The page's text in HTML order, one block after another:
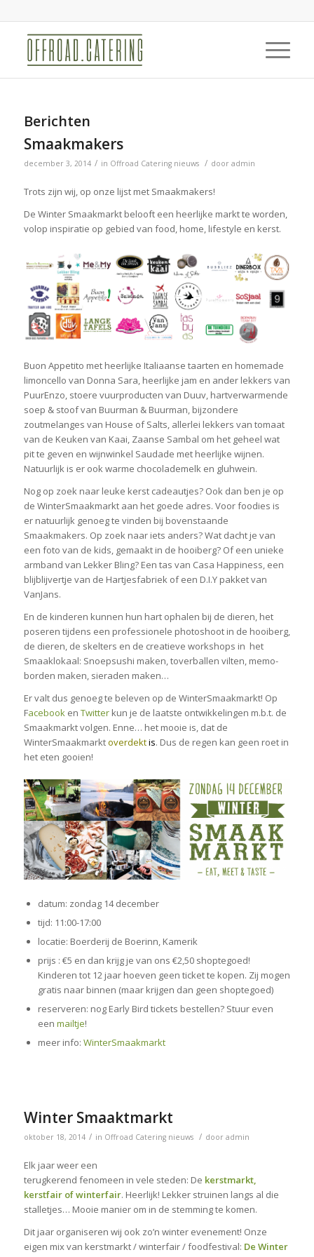
Berichten
Smaakmakers
december 3, 2014 / in Offroad Catering nieuws / door admin
Trots zijn wij, op onze lijst met Smaakmakers!
De Winter Smaakmarkt belooft een heerlijke markt te worden,
volop inspiratie op gebied van food, home, lifestyle en kerst.
Buon Appetito met heerlijke Italiaanse taarten en homemade
limoncello van Donna Sara, heerlijke jam en ander lekkers van
PuurEnzo, stoere vuurproducten van Duuv, hartverwarmende
soep & stoof van Buurman & Buurman, bijzondere
zoutmelanges van House of Salts, allerlei lekkers van tomaat
van de Keuken van Kaai, Zaanse Sambal om het geheel wat
pit te geven en wijnwinkel Saudade met heerlijke wijnen.
Natuurlijk is er ook warme chocolademelk en gluhwein.
Nog op zoek naar leuke kerst cadeautjes? Ook dan ben je op
de WinterSmaakmarkt aan het goede adres. Voor foodies is
er natuurlijk genoeg te vinden bij bovenstaande
Smaakmakers. Op zoek naar iets anders? Wat dacht je van
een foto van de kids, gemaakt in de hooiberg? Of een unieke
armband van Lekker Bling? Een tas van Casa Happiness, een
blijblijvertje van de Hartjesfabriek of een D.I.Y pakket van
VanJans.
En de kinderen kunnen hun hart ophalen bij de dieren, het
poseren tijdens een professionele photoshoot in de hooiberg,
de dieren, de skelters en de creatieve workshops in het
Smaaklokaal: Snoepsushi maken, toverballen vilten, memo-
borden maken, sieraden maken…
Er valt dus genoeg te beleven op de WinterSmaakmarkt! Op
Facebooken Twitterkun je de laatste ontwikkelingen m.b.t. de
Smaakmarkt volgen. Enne… het mooie is, dat de
WinterSmaakmarktoverdektis. Dus de regen kan geen roet in
het eten gooien!
datum: zondag 14 december
tijd: 11:00-17:00
locatie: Boerderij de Boerinn, Kamerik
prijs : €5 en dan krijg je van ons €2,50 shoptegoed!
Kinderen tot 12 jaar hoeven geen ticket te kopen. Zij mogen
gratis naar binnen (maar krijgen dan geen shoptegoed)
reserveren: nog Early Bird tickets bestellen? Stuur even
een mailtje!
meer info: WinterSmaakmarkt
Winter Smaaktmarkt
oktober 18, 2014 / in Offroad Catering nieuws / door admin
Elk jaar weer een
terugkerend fenomeen in vele steden: De kerstmarkt,
kerstfair of winterfair. Heerlijk! Lekker struinen langs al die
stalletjes… Mooie manier om in de stemming te komen.
Dit jaar organiseren wij ook zo’n winter evenement! Onze
eigen mix van kerstmarkt / winterfair / foodfestival: De Winter